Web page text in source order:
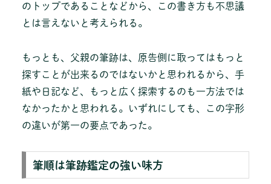
のトップであることなどから、この書き方も不思議
とは言えないと考えられる。
もっとも、父親の筆跡は、原告側に取ってはもっと
探すことが出来るのではないかと思われるから、手
紙や日記など、もっと広く探索するのも一方法では
なかったかと思われる。いずれにしても、この字形
の違いが第一の要点であった。
筆順は筆跡鑑定の強い味方